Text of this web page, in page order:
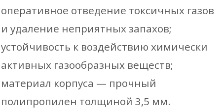
оперативное отведение токсичных газов
и удаление неприятных запахов;
устойчивость к воздействию химически
активных газообразных веществ;
материал корпуса — прочный
полипропилен толщиной 3,5 мм.